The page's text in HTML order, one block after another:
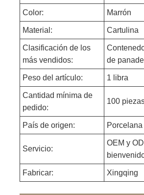
Color: Marrón
Material: Cartulina
Clasificación de los
más vendidos:
de
Peso del artículo: 1 libra
Cantidad mínima de
pedido:
100
País de origen: Porcelana
Servicio:
OEM y
Fabricar: Xingqing